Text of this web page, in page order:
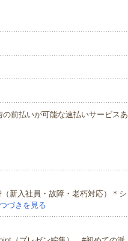
前払いが可能な速払いサービスあ
新入社員・故障・老朽対応）＊シ
つづきを見る